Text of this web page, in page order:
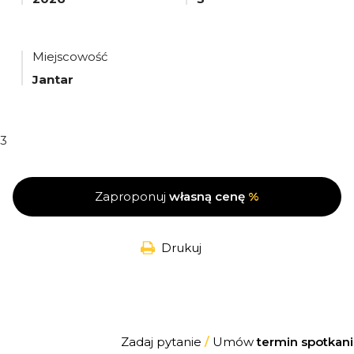
Miejscowość
Jantar
3
Zaproponuj własną cenę %
Drukuj
Zadaj pytanie /Umówtermin